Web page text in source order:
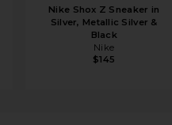
Nike Shox Z Sneaker in
Silver, Metallic Silver &
Black
Nike
$145